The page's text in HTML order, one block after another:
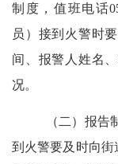
制度，值班电话
员）接到火警时
间、报警人姓名
况。
（二）报告
到火警要及时向街